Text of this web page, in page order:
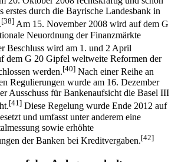
erstes durch die Bayrische Landesbank in
[38] Am 15. November 2008 wird auf dem G
Neuordnung der Finanzmärkte
Beschluss wird am 1. und 2 April
dem G 20 Gipfel weltweite Reformen der
werden.[40] Nach einer Reihe an
Regulierungen wurde am 16. Dezember
Ausschuss für Bankenaufsicht die Basel III
[41] Diese Regelung wurde Ende 2012 auf
und umfasst unter anderem eine
sowie erhöhte
der Banken bei Kreditvergaben.[42]